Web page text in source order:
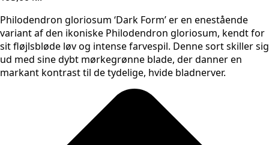
Philodendron gloriosum ‘Dark Form’ er en enestående
variant af den ikoniske Philodendron gloriosum, kendt for
sit fløjlsbløde løv og intense farvespil. Denne sort skiller sig
ud med sine dybt mørkegrønne blade, der danner en
markant kontrast til de tydelige, hvide bladnerver.